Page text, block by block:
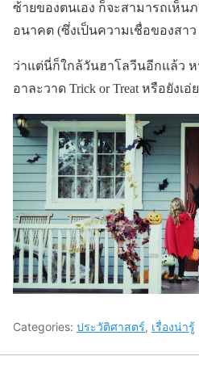
ซ้ายของตนเอง ก็จะสามารถเห็น
อนาคต (ซึ่งเป็นความเชื่อของสา
ว่าแต่นี่ก็ใกล้วันฮาโลวีนอีกแล้ว
อาละวาด Trick or Treat หรือยังเอ่ย
Categories: ประวัติศาสตร์, เรื่องน่ารู้